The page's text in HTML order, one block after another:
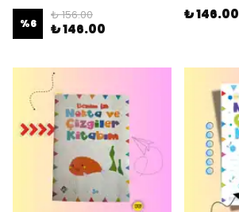
%6
₺ 156.00
₺ 146.00
₺ 146.00